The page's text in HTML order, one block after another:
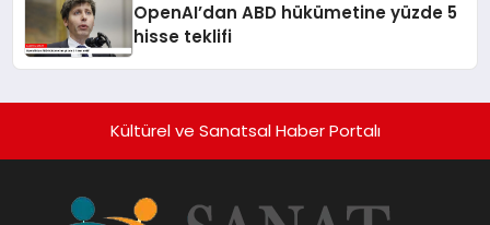
OpenAI’dan ABD hükümetine yüzde 5
hisse teklifi
Kültürel ve Sanatsal Haber Portalı